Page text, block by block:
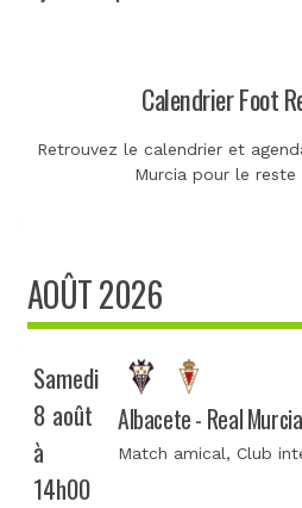
Calendrier Foot
Retrouvez le calendrier et
Murcia pour le reste
AOÛT 2026
Samedi
8 août
à
14h00
Albacete - Real Murcia
Match amical, Club